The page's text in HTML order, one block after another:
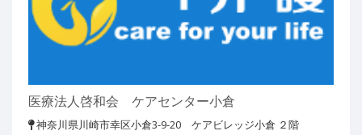
医療法人啓和会 ケアセンター小倉
神奈川県川崎市幸区小倉3-9-20 ケアビレッジ小倉 ２階